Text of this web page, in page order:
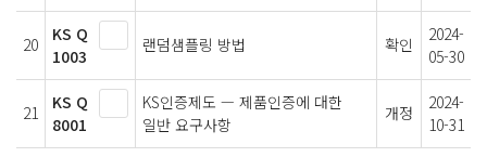
20
KS Q
1003
랜덤샘플링 방법 확인
2024-
05-30
21
KS Q
8001
KS인증제도 — 제품인증에 대한
일반 요구사항
개정
2024-
10-31